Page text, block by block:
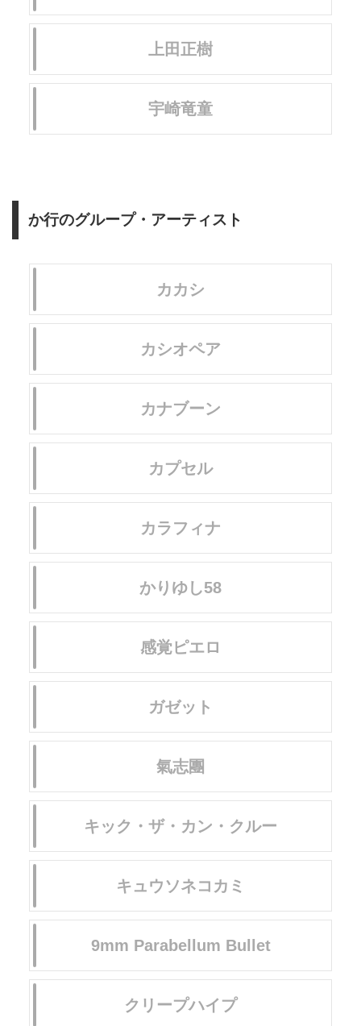
上田正樹
宇崎竜童
か行のグループ・アーティスト
カカシ
カシオペア
カナブーン
カプセル
カラフィナ
かりゆし58
感覚ピエロ
ガゼット
氣志團
キック・ザ・カン・クルー
キュウソネコカミ
9mm Parabellum Bullet
クリープハイプ